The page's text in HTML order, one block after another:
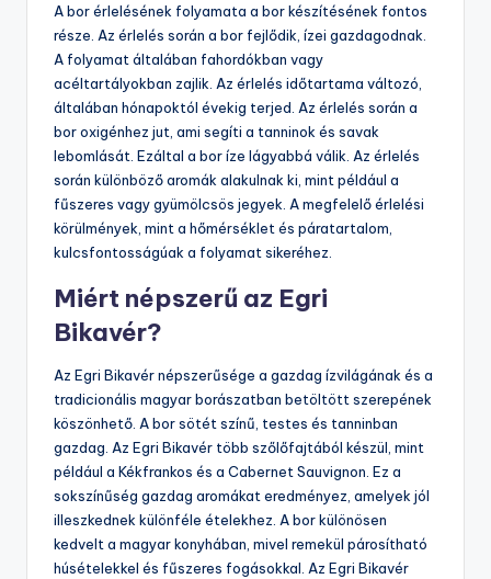
A bor érlelésének folyamata a bor készítésének fontos
része. Az érlelés során a bor fejlődik, ízei gazdagodnak.
A folyamat általában fahordókban vagy
acéltartályokban zajlik. Az érlelés időtartama változó,
általában hónapoktól évekig terjed. Az érlelés során a
bor oxigénhez jut, ami segíti a tanninok és savak
lebomlását. Ezáltal a bor íze lágyabbá válik. Az érlelés
során különböző aromák alakulnak ki, mint például a
fűszeres vagy gyümölcsös jegyek. A megfelelő érlelési
körülmények, mint a hőmérséklet és páratartalom,
kulcsfontosságúak a folyamat sikeréhez.
Miért népszerű az Egri
Bikavér?
Az Egri Bikavér népszerűsége a gazdag ízvilágának és a
tradicionális magyar borászatban betöltött szerepének
köszönhető. A bor sötét színű, testes és tanninban
gazdag. Az Egri Bikavér több szőlőfajtából készül, mint
például a Kékfrankos és a Cabernet Sauvignon. Ez a
sokszínűség gazdag aromákat eredményez, amelyek jól
illeszkednek különféle ételekhez. A bor különösen
kedvelt a magyar konyhában, mivel remekül párosítható
húsételekkel és fűszeres fogásokkal. Az Egri Bikavér